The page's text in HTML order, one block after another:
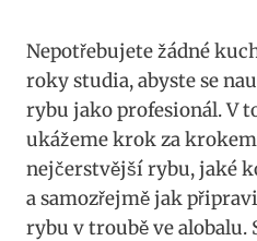
Nepotřebujete​ žádné
roky studia, abyste ⁢se​
rybu‌ jako ​profesionál. V
ukážeme krok za
nejčerstvější ⁣rybu, jaké
a⁤ samozřejmě jak
rybu ‍v troubě ⁣ve